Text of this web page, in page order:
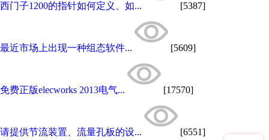
西门子1200的指针如何定义、如... [5387]
最近市场上出现一种组态软件... [5609]
免费正版elecworks 2013电气... [17570]
请提供节流装置、流量孔板的设... [6551]